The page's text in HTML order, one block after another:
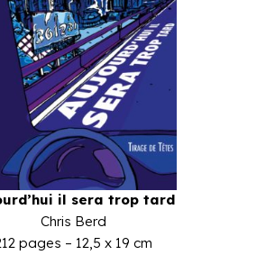
il sera trop tard
Chris Berd
pages – 12,5 x 19 cm